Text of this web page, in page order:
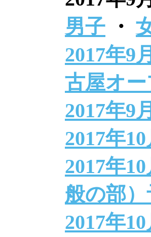
男子 ・
2017年9
古屋オー
2017年9
2017年
2017年
般の部
2017年